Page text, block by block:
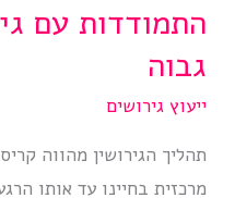
התמודדות עם
גבוה
ייעוץ גירושים
תהליך הגירושין מהווה
מרכזית בחיינו עד אותו